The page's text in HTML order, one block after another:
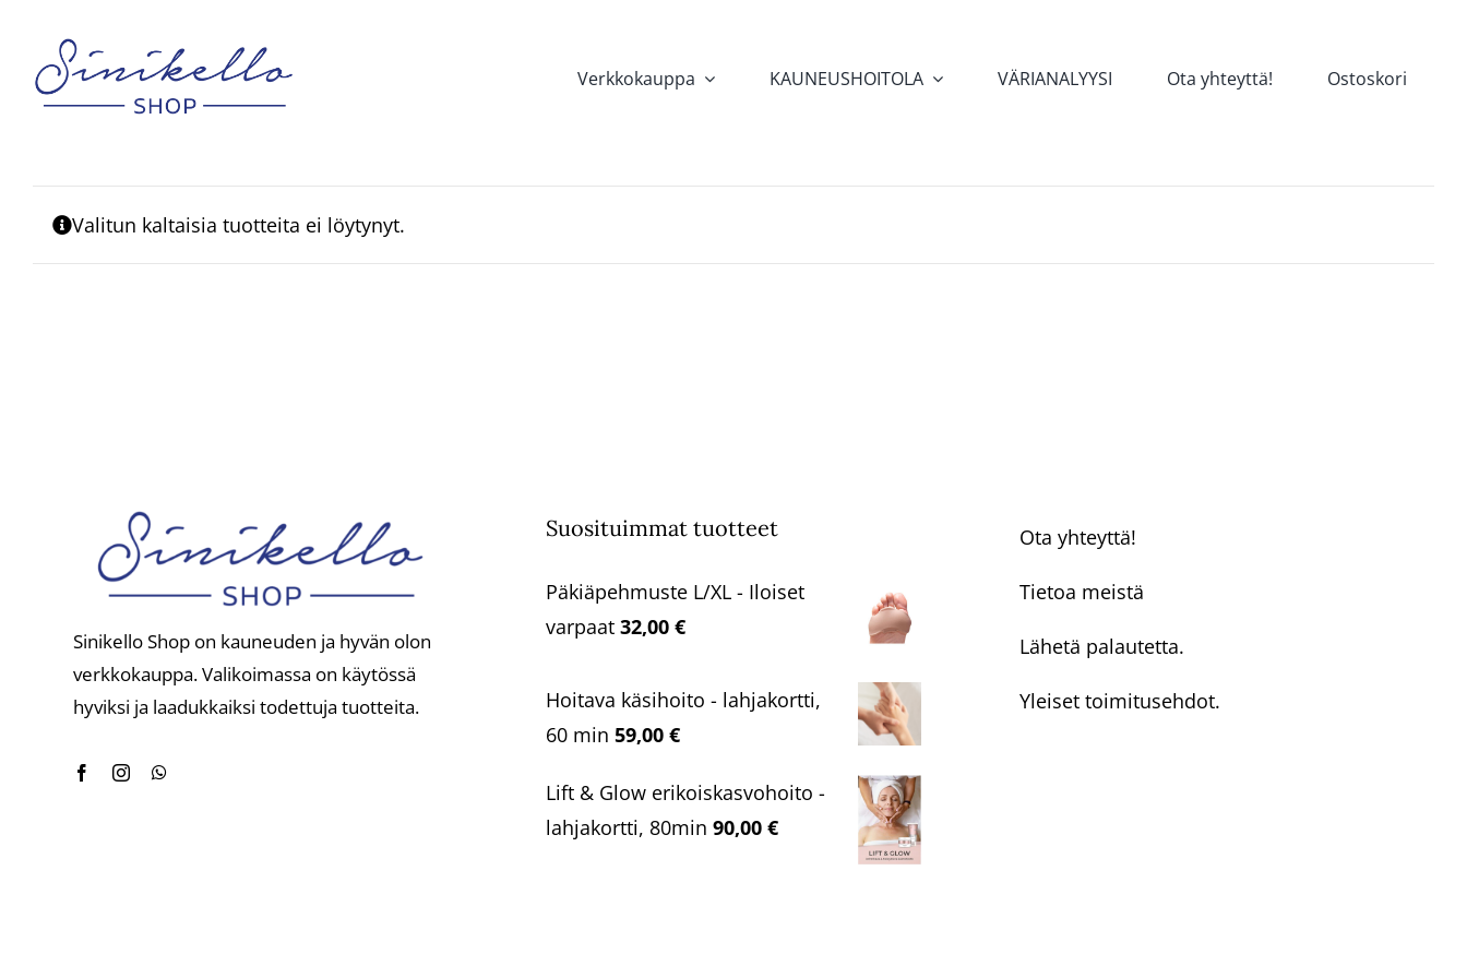
content
Verkkokauppa KAUNEUSHOITOLA VÄRIANALYYSI Ota yhteyttä! Ostoskori
Valitun kaltaisia tuotteita ei löytynyt.
Sinikello Shop on kauneuden ja hyvän olon
verkkokauppa. Valikoimassa on käytössä
hyviksi ja laadukkaiksi todettuja tuotteita.
Suosituimmat tuotteet
Päkiäpehmuste L/XL - Iloiset
varpaat 32,00€
Hoitava käsihoito - lahjakortti,
60 min 59,00€
Lift & Glow erikoiskasvohoito -
lahjakortti, 80min 90,00€
Ota yhteyttä!
Tietoa meistä
Lähetä palautetta.
Yleiset toimitusehdot.